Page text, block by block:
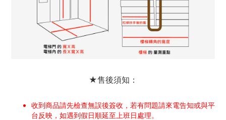
★售後須知：
收到商品請先檢查無誤後簽收，若有問題請來電告知或與平
台反映，如遇到假日順延至上班日處理。